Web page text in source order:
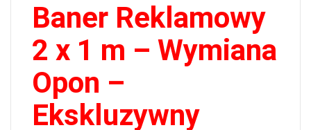
Baner Reklamowy
2 x 1 m – Wymiana
Opon –
Ekskluzywny